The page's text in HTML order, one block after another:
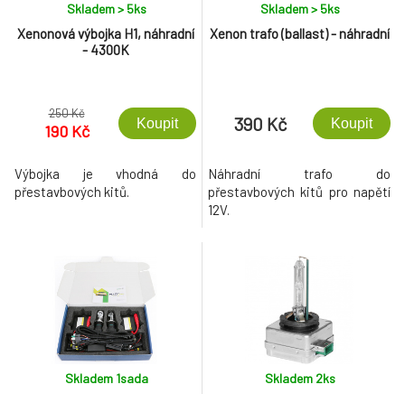
Xenonová výbojka H1, náhradní
- 4300K
Skladem > 5ks
250 Kč
190 Kč Koupit
Výbojka je vhodná do
přestavbových kitů.
Xenon trafo (ballast) - náhradní
Skladem > 5ks
390 Kč Koupit
Náhradní trafo do
přestavbových kitů pro napětí
12V.
Skladem 1sada Skladem 2ks